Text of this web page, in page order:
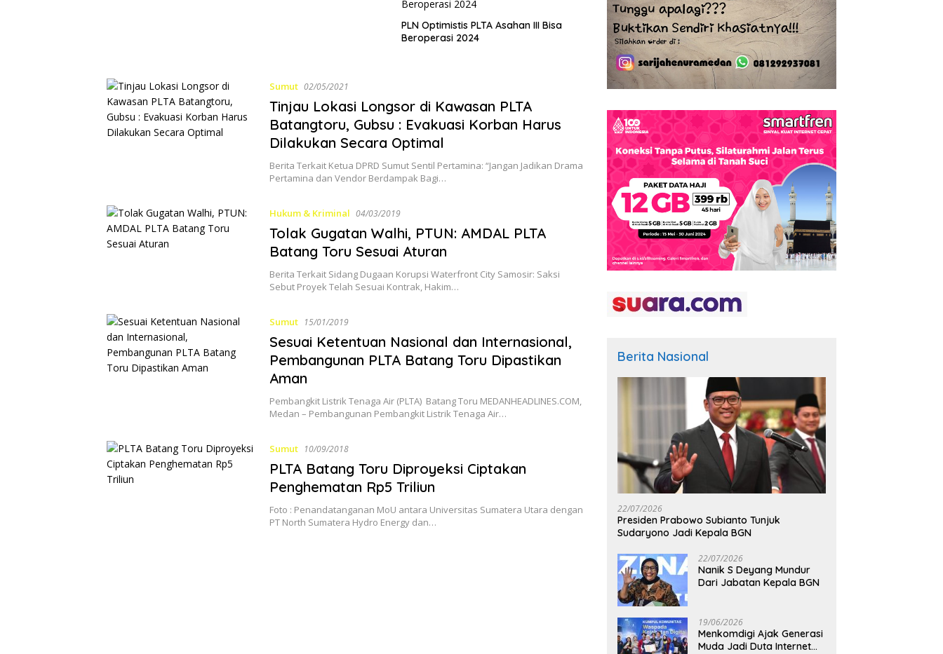
PLN Optimistis PLTA Asahan III Bisa
Beroperasi 2024
Sumut 02/05/2021
Tinjau Lokasi Longsor di Kawasan PLTA
Batangtoru, Gubsu : Evakuasi Korban Harus
Dilakukan Secara Optimal
Berita Terkait Ketua DPRD Sumut Sentil Pertamina: “Jangan Jadikan Drama
Pertamina dan Vendor Berdampak Bagi…
Hukum & Kriminal 04/03/2019
Tolak Gugatan Walhi, PTUN: AMDAL PLTA
Batang Toru Sesuai Aturan
Berita Terkait Sidang Dugaan Korupsi Waterfront City Samosir: Saksi
Sebut Proyek Telah Sesuai Kontrak, Hakim…
Sumut 15/01/2019
Sesuai Ketentuan Nasional dan Internasional,
Pembangunan PLTA Batang Toru Dipastikan
Aman
Pembangkit Listrik Tenaga Air (PLTA) Batang Toru MEDANHEADLINES.COM,
Medan – Pembangunan Pembangkit Listrik Tenaga Air…
Sumut 10/09/2018
PLTA Batang Toru Diproyeksi Ciptakan
Penghematan Rp5 Triliun
Foto : Penandatanganan MoU antara Universitas Sumatera Utara dengan
PT North Sumatera Hydro Energy dan…
Berita Nasional
22/07/2026
Presiden Prabowo Subianto Tunjuk
Sudaryono Jadi Kepala BGN
22/07/2026
Nanik S Deyang Mundur
Dari Jabatan Kepala BGN
19/06/2026
Menkomdigi Ajak Generasi
Muda Jadi Duta Internet